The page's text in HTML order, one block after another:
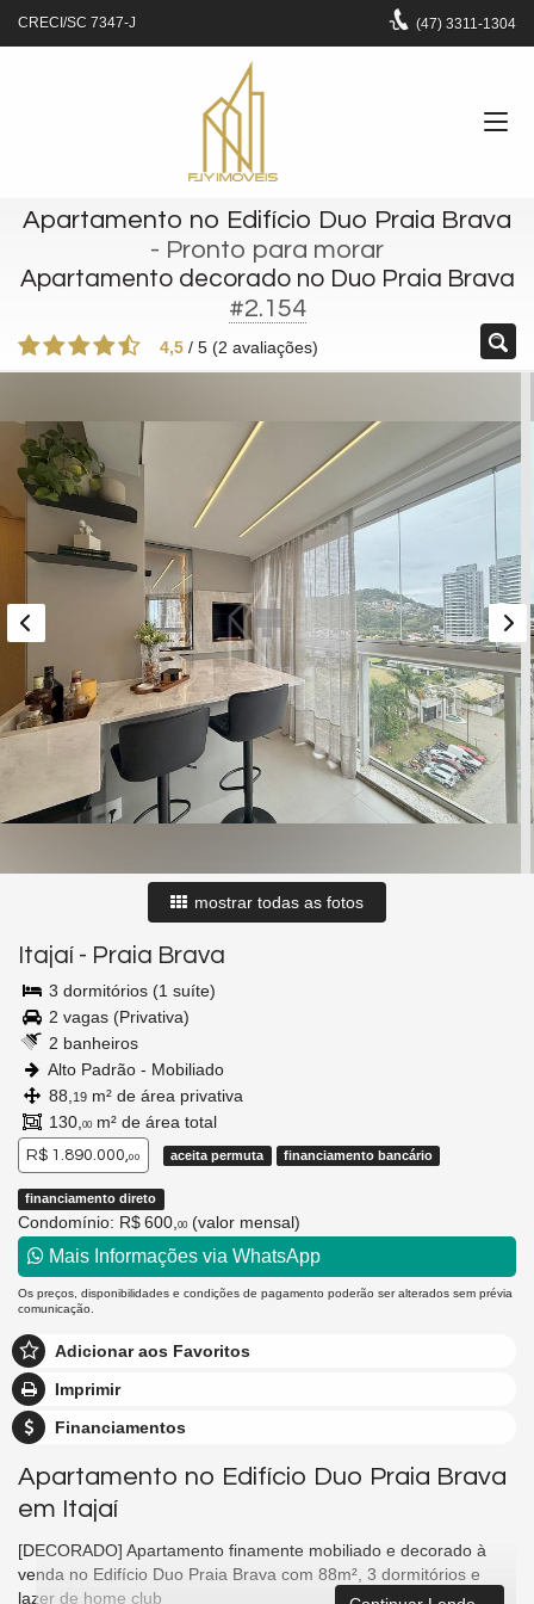
CRECI/SC 7347-J (47) 3311-1304
Apartamento no Edifício Duo Praia Brava
- Pronto para morar
Apartamento decorado no Duo Praia Brava
#2.154
4,5 / 5 (2 avaliações)
mostrar todas as fotos
Itajaí - Praia Brava
3 dormitórios (1 suíte)
2 vagas (Privativa)
2 banheiros
Alto Padrão - Mobiliado
88, 19 m² de área privativa
130, 00 m² de área total
R$ 1.890.000,00 aceita permuta financiamento bancário
financiamento direto
Condomínio: R$ 600, 00 (valor mensal)
Mais Informações via WhatsApp
Os preços, disponibilidades e condições de pagamento poderão ser alterados sem prévia
comunicação.
Adicionar aos Favoritos
Imprimir
Financiamentos
Apartamento no Edifício Duo Praia Brava
em Itajaí
[DECORADO] Apartamento finamente mobiliado e decorado à
venda no Edifício Duo Praia Brava com 88m², 3 dormitórios e
lazer de home club